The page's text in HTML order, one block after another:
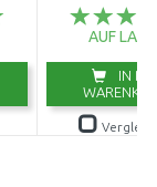
AUF
IN